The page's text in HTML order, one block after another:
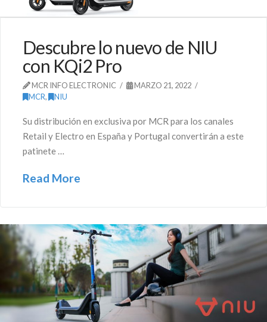
Descubre lo nuevo de NIU
con KQi2 Pro
MCR INFO ELECTRONIC
MARZO 21, 2022
MCR, NIU
Su distribución en exclusiva por MCR para los canales
Retail y Electro en España y Portugal convertirán a este
patinete …
Read More